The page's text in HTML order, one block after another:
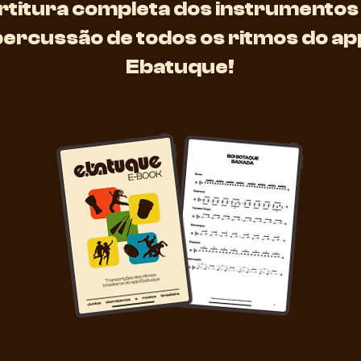
completa dos instrumentos
de todos os ritmos do
Ebatuque!